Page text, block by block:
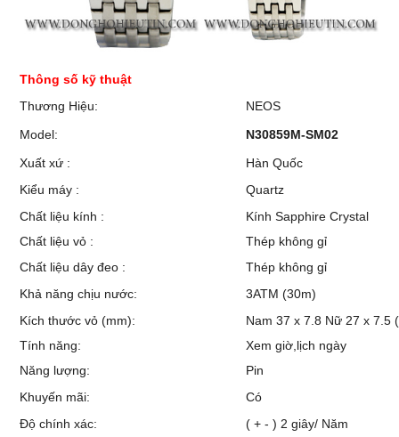
Thông số kỹ thuật
Thương Hiệu:
NEOS
Model:
N30859M-SM02
Xuất xứ :
Hàn Quốc
Kiểu máy :
Quartz
Chất liệu kính :
Kính Sapphire Crystal
Chất liệu vỏ :
Thép không gỉ
Chất liệu dây đeo :
Thép không gỉ
Khả năng chịu nước:
3ATM (30m)
Kích thước vỏ (mm):
Nam 37 x 7.8 Nữ 27 x 7.5
Tính năng:
Xem giờ,lịch ngày
Năng lượng:
Pin
Khuyến mãi:
Có
Độ chính xác:
( + - ) 2 giây/ Năm